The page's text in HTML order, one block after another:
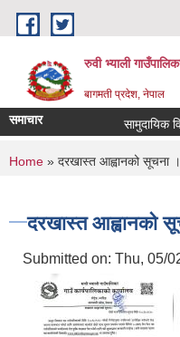
Skip to main content
रुवी भ्याली
बागमती प्रदेश, नेपाल
समाचार
You are here
Home » दरखास्त आह्वानको सूचना
दरखास्त आह्वानको
Submitted on: Thu, 05/